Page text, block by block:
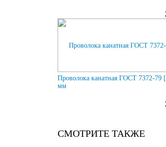
Проволока канатная ГОСТ 7372-
мм
СМОТРИТЕ ТАКЖЕ